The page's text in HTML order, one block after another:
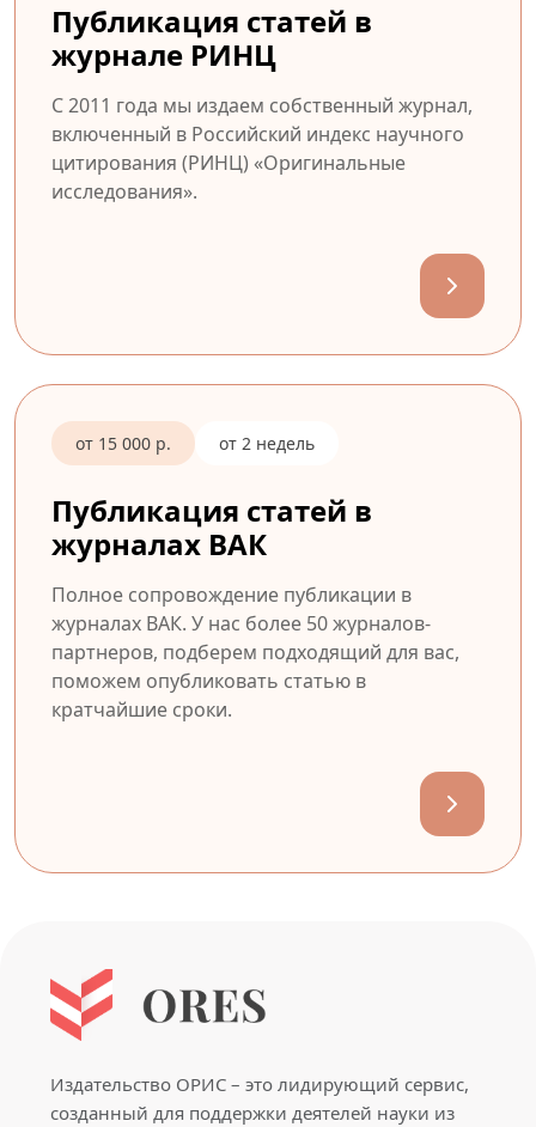
Публикация статей в
журнале РИНЦ
С 2011 года мы издаем собственный журнал,
включенный в Российский индекс научного
цитирования (РИНЦ) «Оригинальные
исследования».
от 15 000 р. от 2 недель
Публикация статей в
журналах ВАК
Полное сопровождение публикации в
журналах ВАК. У нас более 50 журналов-
партнеров, подберем подходящий для вас,
поможем опубликовать статью в
кратчайшие сроки.
Издательство ОРИС – это лидирующий сервис,
созданный для поддержки деятелей науки из